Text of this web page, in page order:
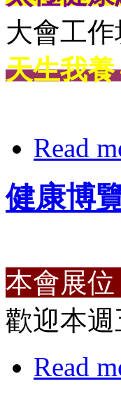
大會工作
天生我
Read
健康博
本會展位
歡迎本
Read